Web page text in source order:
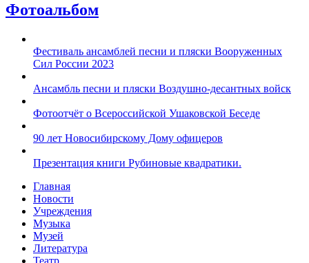
Фотоальбом
Фестиваль ансамблей песни и пляски Вооруженных
Сил России 2023
Ансамбль песни и пляски Воздушно-десантных войск
Фотоотчёт о Всероссийской Ушаковской Беседе
90 лет Новосибирскому Дому офицеров
Презентация книги Рубиновые квадратики.
Главная
Новости
Учреждения
Музыка
Музей
Литература
Театр